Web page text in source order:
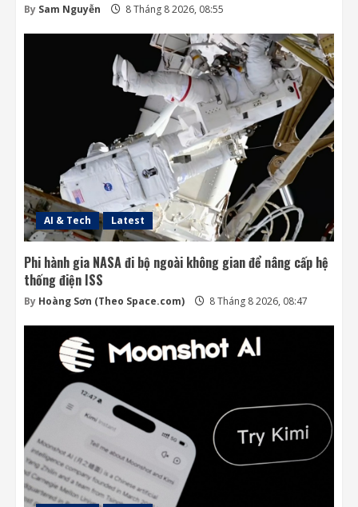
By Sam Nguyễn 8 Tháng 8 2026, 08:55
AI & Tech Latest
Phi hành gia NASA đi bộ ngoài không gian để nâng cấp hệ
thống điện ISS
By Hoàng Sơn (Theo Space.com) 8 Tháng 8 2026, 08:47